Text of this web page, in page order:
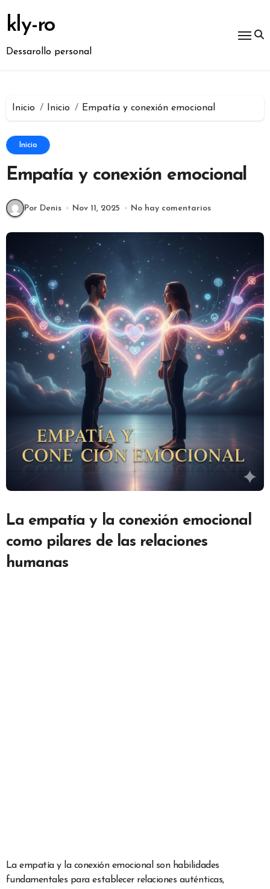
contenido
kly-ro
Dessarollo personal
Inicio Inicio Empatía y conexión emocional
Inicio
Empatía y conexión emocional
Por Denis Nov 11, 2025 No hay comentarios
La empatía y la conexión emocional
como pilares de las relaciones
humanas
La empatía y la conexión emocional son habilidades
fundamentales para establecer relaciones auténticas,